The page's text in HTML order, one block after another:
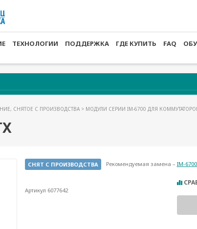
ТЕХНОЛОГИИ ПОДДЕРЖКА ГДЕ КУПИТЬ FAQ
СНЯТОЕ С ПРОИЗВОДСТВА > МОДУЛИ СЕРИИ IM-6700 ДЛЯ
СНЯТ С ПРОИЗВОДСТВА Рекомендуемая замена – IM-
Артикул 6077642